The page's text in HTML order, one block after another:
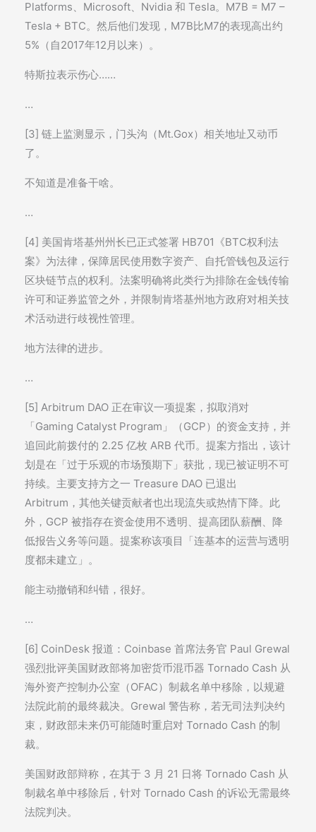
Platforms、Microsoft、Nvidia 和 Tesla。M7B = M7 –
Tesla + BTC。然后他们发现，M7B比M7的表现高出约
5%（自2017年12月以来）。
特斯拉表示伤心……
…
[3] 链上监测显示，门头沟（Mt.Gox）相关地址又动币
了。
不知道是准备干啥。
…
[4] 美国肯塔基州州长已正式签署 HB701《BTC权利法
案》为法律，保障居民使用数字资产、自托管钱包及运行
区块链节点的权利。法案明确将此类行为排除在金钱传输
许可和证券监管之外，并限制肯塔基州地方政府对相关技
术活动进行歧视性管理。
地方法律的进步。
…
[5] Arbitrum DAO 正在审议一项提案，拟取消对
「Gaming Catalyst Program」（GCP）的资金支持，并
追回此前拨付的 2.25 亿枚 ARB 代币。提案方指出，该计
划是在「过于乐观的市场预期下」获批，现已被证明不可
持续。主要支持方之一 Treasure DAO 已退出
Arbitrum，其他关键贡献者也出现流失或热情下降。此
外，GCP 被指存在资金使用不透明、提高团队薪酬、降
低报告义务等问题。提案称该项目「连基本的运营与透明
度都未建立」。
能主动撤销和纠错，很好。
…
[6] CoinDesk 报道：Coinbase 首席法务官 Paul Grewal
强烈批评美国财政部将加密货币混币器 Tornado Cash 从
海外资产控制办公室（OFAC）制裁名单中移除，以规避
法院此前的最终裁决。Grewal 警告称，若无司法判决约
束，财政部未来仍可能随时重启对 Tornado Cash 的制
裁。
美国财政部辩称，在其于 3 月 21 日将 Tornado Cash 从
制裁名单中移除后，针对 Tornado Cash 的诉讼无需最终
法院判决。